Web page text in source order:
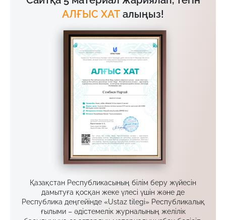
АЛҒЫС ХАТ алыңыз!
Қазақстан Республикасының білім беру жүйесін
дамытуға қосқан жеке үлесі үшін және де
Республика деңгейінде «Ustaz tilegi» Республикалық
ғылыми – әдістемелік журналының желілік